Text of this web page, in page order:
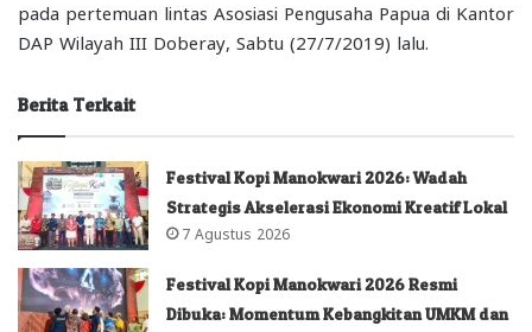
pada pertemuan lintas Asosiasi Pengusaha Papua di Kantor
DAP Wilayah III Doberay, Sabtu (27/7/2019) lalu.
Berita Terkait
Festival Kopi Manokwari 2026: Wadah
Strategis Akselerasi Ekonomi Kreatif Lokal
7 Agustus 2026
Festival Kopi Manokwari 2026 Resmi
Dibuka: Momentum Kebangkitan UMKM dan